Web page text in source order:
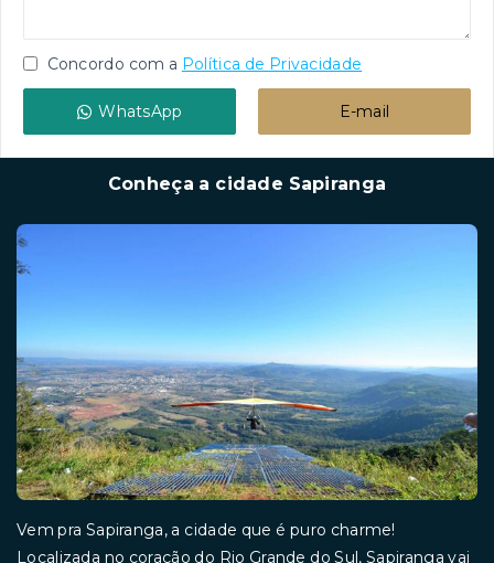
Concordo com a Política de Privacidade
WhatsApp E-mail
Conheça a cidade Sapiranga
Vem pra Sapiranga, a cidade que é puro charme!
Localizada no coração do Rio Grande do Sul, Sapiranga vai